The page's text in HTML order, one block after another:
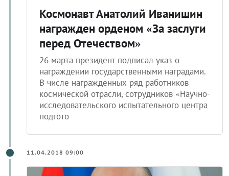
Космонавт Анатолий Иванишин
награжден орденом «За заслуги
перед Отечеством»
26 марта президент подписал указ о
награждении государственными наградами.
В числе награжденных ряд работников
космической отрасли, сотрудников «Научно-
исследовательского испытательного центра
подгото
11.04.2018 09:00